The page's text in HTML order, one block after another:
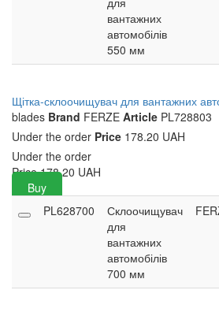
вантажних
автомобілів
550 мм
Щітка-склоочищувач для вантажних
blades Brand FERZE Article PL728803
Under the order Price 178.20 UAH
Under the order
Price 178.20 UAH
Buy
PL628700
Склоочищувач
для
вантажних
автомобілів
700 мм